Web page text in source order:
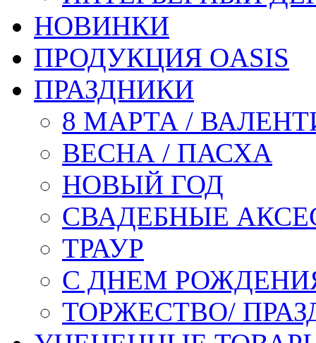
НОВИНКИ
ПРОДУКЦИЯ OASIS
ПРАЗДНИКИ
8 МАРТА /
ВЕСНА / ПАСХА
НОВЫЙ ГОД
СВАДЕБНЫЕ
ТРАУР
С ДНЕМ
ТОРЖЕСТВО/